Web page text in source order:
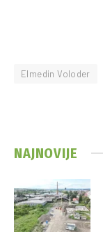
Elmedin Voloder
NAJNOVIJE